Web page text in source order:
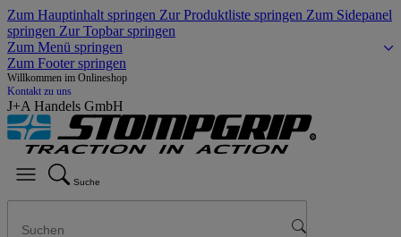
Zum Hauptinhalt springen Zur Produktliste springen Zum Sidepanel
springen Zur Topbar springen
Zum Menü springen
Zum Footer springen
Willkommen im Onlineshop
Kontakt zu uns
J+A Handels GmbH
Suche